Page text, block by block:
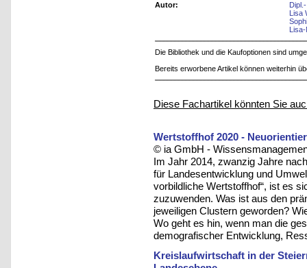
Autor:
Die Bibliothek und die Kaufoptionen sind
Bereits erworbene Artikel können weiterhin
Diese Fachartikel könnten Sie
Wertstoffhof 2020 -
© ia GmbH -
Im Jahr 2014, zwanzig Jahre
für Landesentwicklung und
vorbildliche Wertstoffhof“, ist es
zuzuwenden. Was ist aus den
jeweiligen Clustern geworden?
Wo geht es hin, wenn man die
demografischer Entwicklung,
Kreislaufwirtschaft in der